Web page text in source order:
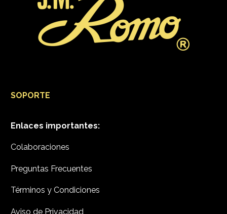
SOPORTE
Enlaces importantes:
Colaboraciones
Preguntas Frecuentes
Términos y Condiciones
Aviso de Privacidad